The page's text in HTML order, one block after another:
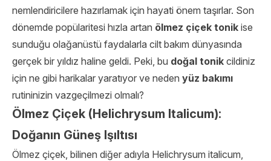
nemlendiricilere hazırlamak için hayati önem taşırlar. Son
dönemde popülaritesi hızla artan ölmez çiçek tonik ise
sunduğu olağanüstü faydalarla cilt bakım dünyasında
gerçek bir yıldız haline geldi. Peki, bu doğal tonik cildiniz
için ne gibi harikalar yaratıyor ve neden yüz bakımı
rutininizin vazgeçilmezi olmalı?
Ölmez Çiçek (Helichrysum Italicum):
Doğanın Güneş Işıltısı
Ölmez çiçek, bilinen diğer adıyla Helichrysum italicum,